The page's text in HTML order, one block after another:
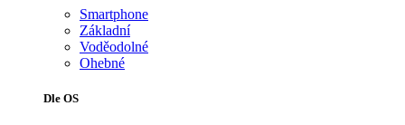
Smartphone
Základní
Voděodolné
Ohebné
Dle OS